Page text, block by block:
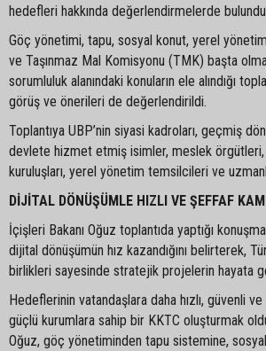
hedefleri hakkında değerlendirmelerde
Göç yönetimi, tapu, sosyal konut, yerel
ve Taşınmaz Mal Komisyonu (TMK) başta
sorumluluk alanındaki konuların ele alındığı
görüş ve önerileri de değerlendirildi.
Toplantıya UBP’nin siyasi kadroları, geçmiş
devlete hizmet etmiş isimler, meslek
kuruluşları, yerel yönetim temsilcileri ve
DİJİTAL DÖNÜŞÜMLE HIZLI VE ŞEFFAF
İçişleri Bakanı Oğuz toplantıda yaptığı
dijital dönüşümün hız kazandığını belirterek,
birlikleri sayesinde stratejik projelerin hayata
Hedeflerinin vatandaşlara daha hızlı, güvenli
güçlü kurumlara sahip bir KKTC oluşturmak
Oğuz, göç yönetiminden tapu sistemine,